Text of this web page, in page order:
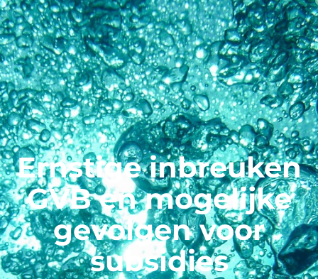
Ernstige inbreuken
GVB en mogelijke
gevolgen voor
subsidies